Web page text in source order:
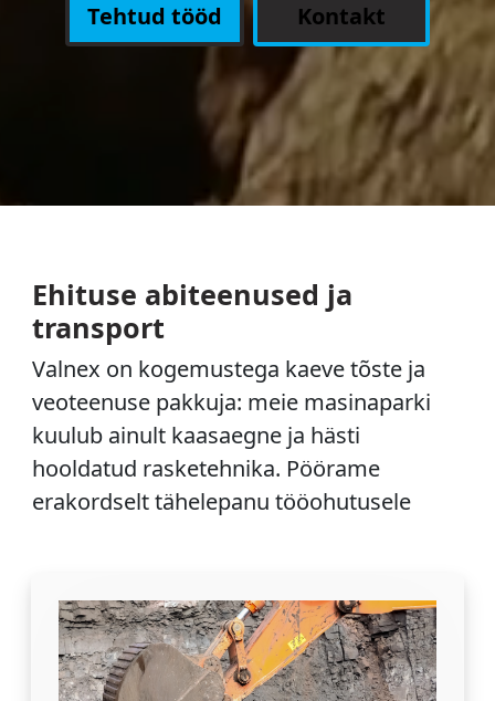
Tehtud tööd Kontakt
Ehituse abiteenused ja
transport
Valnex on kogemustega kaeve tõste ja
veoteenuse pakkuja: meie masinaparki
kuulub ainult kaasaegne ja hästi
hooldatud rasketehnika. Pöörame
erakordselt tähelepanu tööohutusele